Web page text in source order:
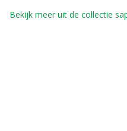
Bekijk meer uit de collectie